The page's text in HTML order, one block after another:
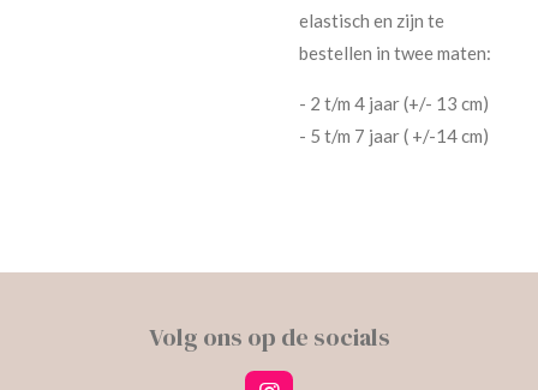
elastisch en zijn te
bestellen in twee maten:
- 2 t/m 4 jaar (+/- 13 cm)
- 5 t/m 7 jaar ( +/-14 cm)
Volg ons op de socials